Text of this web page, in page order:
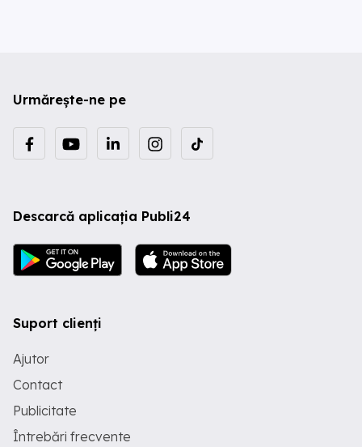
Urmărește-ne pe
Descarcă aplicația Publi24
Suport clienți
Ajutor
Contact
Publicitate
Întrebări frecvente